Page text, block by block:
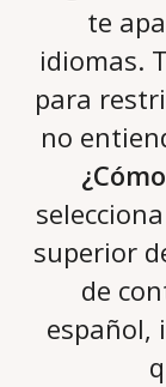
te
idiomas.
para
no
superior
de
español,